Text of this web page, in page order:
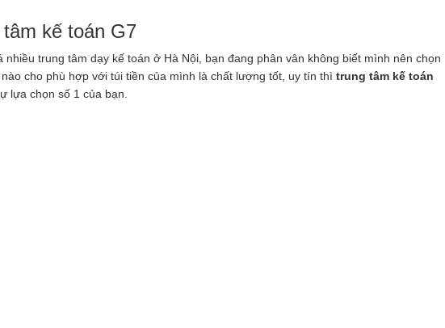
kế toán G7
nhiều trung tâm dạy kế toán ở Hà Nội, bạn đang phân vân không biết mình nên chọn
cho phù hợp với túi tiền của mình là chất lượng tốt, uy tín thì trung tâm kế toán
lựa chọn số 1 của bạn.